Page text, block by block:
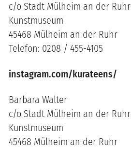
c/o Stadt Mülheim an der Ruhr
Kunstmuseum
45468 Mülheim an der Ruhr
Telefon: 0208 / 455-4105
instagram.com/kurateens/
Barbara Walter
c/o Stadt Mülheim an der Ruhr
Kunstmuseum
45468 Mülheim an der Ruhr